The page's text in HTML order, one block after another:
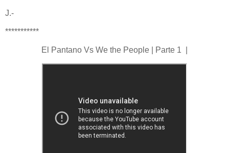
J.-
***********
El Pantano Vs We the People | Parte 1 |